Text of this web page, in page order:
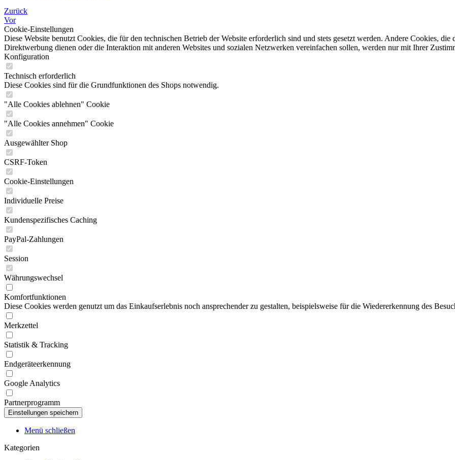
Zurück
Vor
Cookie-Einstellungen
Diese Website benutzt Cookies, die für den technischen Betrieb der Website erforderlich sind und stets gesetzt werden. Andere Cookies,
Direktwerbung dienen oder die Interaktion mit anderen Websites und sozialen Netzwerken vereinfachen sollen, werden nur mit Ihrer
Konfiguration
Technisch erforderlich
Diese Cookies sind für die Grundfunktionen des Shops notwendig.
"Alle Cookies ablehnen" Cookie
"Alle Cookies annehmen" Cookie
Ausgewählter Shop
CSRF-Token
Cookie-Einstellungen
Individuelle Preise
Kundenspezifisches Caching
PayPal-Zahlungen
Session
Währungswechsel
Komfortfunktionen
Diese Cookies werden genutzt um das Einkaufserlebnis noch ansprechender zu gestalten, beispielsweise für die Wiedererkennung des
Merkzettel
Statistik & Tracking
Endgeräteerkennung
Google Analytics
Partnerprogramm
Menü schließen
Kategorien